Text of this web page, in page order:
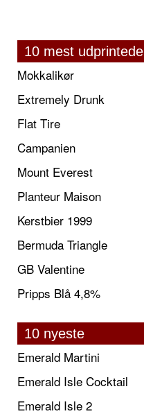
10 mest udprintede
Mokkalikør
Extremely Drunk
Flat Tire
Campanien
Mount Everest
Planteur Maison
Kerstbier 1999
Bermuda Triangle
GB Valentine
Pripps Blå 4,8%
10 nyeste
Emerald Martini
Emerald Isle Cocktail
Emerald Isle 2